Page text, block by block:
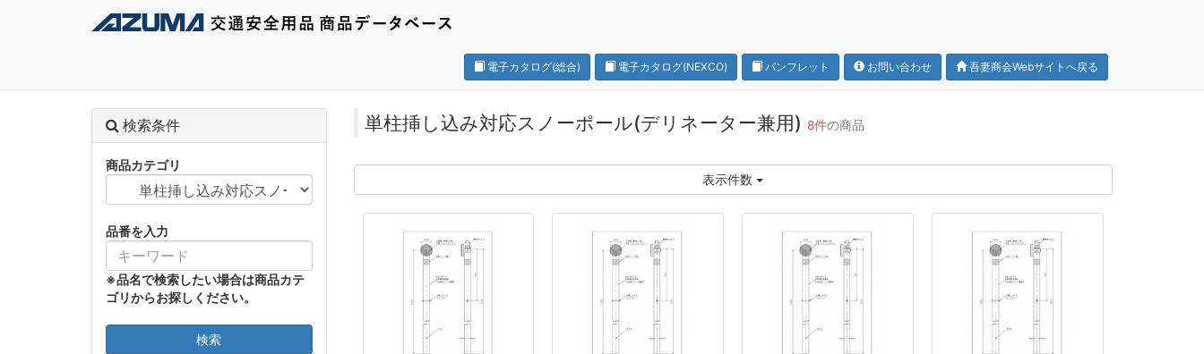
電子カタログ(総合) 電子カタログ(NEXCO) パンフレット お問い合わせ 吾妻商会Webサイトへ戻る
単柱挿し込み対応スノーポール(デリネーター兼用) 8件の商品
表示件数
検索条件
商品カテゴリ
品番を入力
※品名で検索したい場合は商品カテ
ゴリからお探しください。
検索